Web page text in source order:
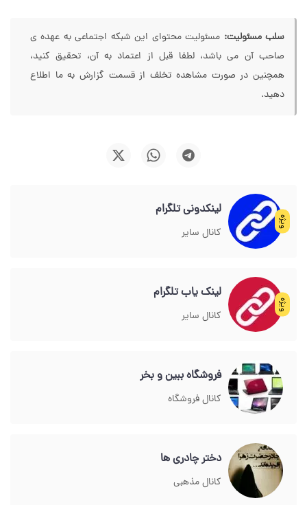
سلب مسئولیت: مسئولیت محتوای این شبکه اجتماعی به عهده ی
صاحب آن می باشد، لطفا قبل از اعتماد به آن، تحقیق کنید،
همچنین در صورت مشاهده تخلف از قسمت گزارش به ما اطلاع
دهید.
ویژه
لینکدونی تلگرام
کانال سایر
ویژه
لینک یاب تلگرام
کانال سایر
فروشگاه ببین و بخر
کانال فروشگاه
دختر چادری ها
کانال مذهبی